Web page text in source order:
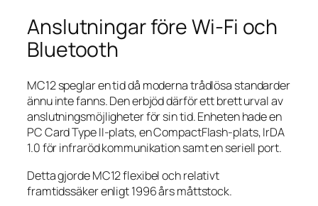
Anslutningar före Wi-Fi och
Bluetooth
MC12 speglar en tid då moderna trådlösa standarder
ännu inte fanns. Den erbjöd därför ett brett urval av
anslutningsmöjligheter för sin tid. Enheten hade en
PC Card Type II-plats, en CompactFlash-plats, IrDA
1.0 för infraröd kommunikation samt en seriell port.
Detta gjorde MC12 flexibel och relativt
framtidssäker enligt 1996 års måttstock.